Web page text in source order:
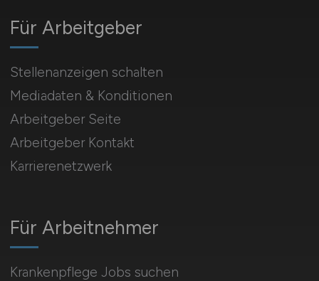
Für Arbeitnehmer
Krankenpflege Jobs suchen
Für Arbeitgeber
Stellenanzeigen schalten
Mediadaten & Konditionen
Arbeitgeber Seite
Arbeitgeber Kontakt
Karrierenetzwerk